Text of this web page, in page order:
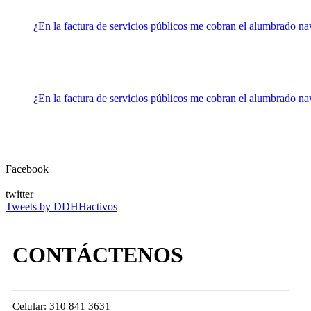
¿En la factura de servicios públicos me cobran el alumbrado
¿En la factura de servicios públicos me cobran el alumbrado
Facebook
twitter
Tweets by DDHHactivos
CONTÁCTENOS
Celular: 310 841 3631